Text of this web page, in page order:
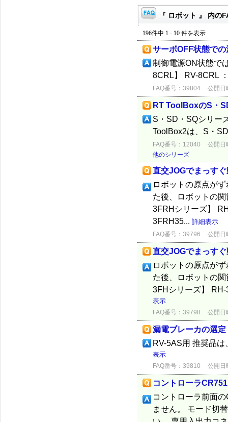
『 ロボット 』 内の
196件中 1 - 10 件を表示
サーボOFF状態で
制御電源ON状態で
8CRL】 RV-8CRL
FAQ番号：39804 公開日
RT ToolBoxのS・
S・SD・SQシリー
ToolBox2は、S・
FAQ番号：12040
公開日
他のシリーズ
直交JOGでまっす
ロボットの原点が
た後、ロボットの
3FRHシリーズ】
3FRH35... 詳細表示
FAQ番号：39796 公開日
直交JOGでまっす
ロボットの原点が
た後、ロボットの
3FHシリーズ】 RH-
表示
FAQ番号：39798 公開日
漏電ブレーカの選
RV-5AS用 推奨品
表示
FAQ番号：39810 公開日
コントローラ
コントローラ前面
ません。 モード切